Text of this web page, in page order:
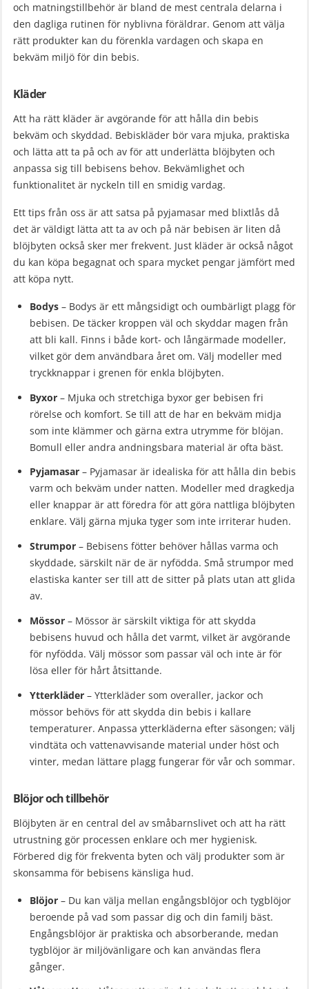
och matningstillbehör är bland de mest centrala delarna i
den dagliga rutinen för nyblivna föräldrar. Genom att välja
rätt produkter kan du förenkla vardagen och skapa en
bekväm miljö för din bebis.
Kläder
Att ha rätt kläder är avgörande för att hålla din bebis
bekväm och skyddad. Bebiskläder bör vara mjuka, praktiska
och lätta att ta på och av för att underlätta blöjbyten och
anpassa sig till bebisens behov. Bekvämlighet och
funktionalitet är nyckeln till en smidig vardag.
Ett tips från oss är att satsa på pyjamasar med blixtlås då
det är väldigt lätta att ta av och på när bebisen är liten då
blöjbyten också sker mer frekvent. Just kläder är också något
du kan köpa begagnat och spara mycket pengar jämfört med
att köpa nytt.
Bodys – Bodys är ett mångsidigt och oumbärligt plagg för
bebisen. De täcker kroppen väl och skyddar magen från
att bli kall. Finns i både kort- och långärmade modeller,
vilket gör dem användbara året om. Välj modeller med
tryckknappar i grenen för enkla blöjbyten.
Byxor – Mjuka och stretchiga byxor ger bebisen fri
rörelse och komfort. Se till att de har en bekväm midja
som inte klämmer och gärna extra utrymme för blöjan.
Bomull eller andra andningsbara material är ofta bäst.
Pyjamasar – Pyjamasar är idealiska för att hålla din bebis
varm och bekväm under natten. Modeller med dragkedja
eller knappar är att föredra för att göra nattliga blöjbyten
enklare. Välj gärna mjuka tyger som inte irriterar huden.
Strumpor – Bebisens fötter behöver hållas varma och
skyddade, särskilt när de är nyfödda. Små strumpor med
elastiska kanter ser till att de sitter på plats utan att glida
av.
Mössor – Mössor är särskilt viktiga för att skydda
bebisens huvud och hålla det varmt, vilket är avgörande
för nyfödda. Välj mössor som passar väl och inte är för
lösa eller för hårt åtsittande.
Ytterkläder – Ytterkläder som overaller, jackor och
mössor behövs för att skydda din bebis i kallare
temperaturer. Anpassa ytterkläderna efter säsongen; välj
vindtäta och vattenavvisande material under höst och
vinter, medan lättare plagg fungerar för vår och sommar.
Blöjor och tillbehör
Blöjbyten är en central del av småbarnslivet och att ha rätt
utrustning gör processen enklare och mer hygienisk.
Förbered dig för frekventa byten och välj produkter som är
skonsamma för bebisens känsliga hud.
Blöjor – Du kan välja mellan engångsblöjor och tygblöjor
beroende på vad som passar dig och din familj bäst.
Engångsblöjor är praktiska och absorberande, medan
tygblöjor är miljövänligare och kan användas flera
gånger.